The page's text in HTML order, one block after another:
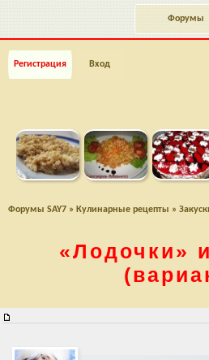
Форумы
Регистрация Вход
Форумы SAY7 » Кулинарные рецепты »
«Лодочки»